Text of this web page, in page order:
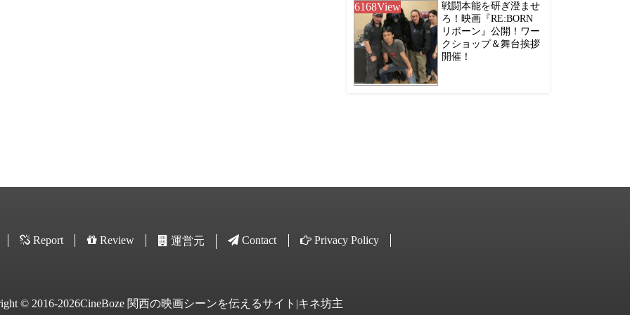
6168View
戦闘本能を研ぎ澄ませ
ろ！映画『RE:BORN
リボーン』公開！ワー
クショップ＆舞台挨拶
開催！
Report Review 運営元 Contact Privacy Policy
© 2016-2026CineBoze 関西の映画シーンを伝えるサイト|キネ坊主